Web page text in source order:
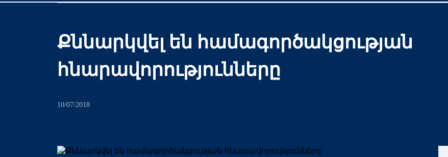
Քննարկվել են համագործակցության
հնարավորությունները
10/07/2018